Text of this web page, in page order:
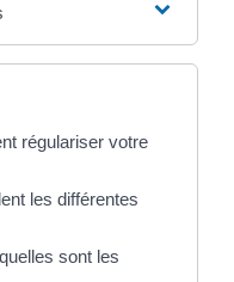
régulariser votre
les différentes
sont les